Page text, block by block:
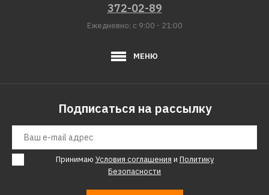
ДОБАВИТЬ К СРАВНЕНИЮ
Стабилизатор РЕСАНТА
асн-30 000/1-эм
186462р.
372-02-89
Ежедневно: с 9:00 - 21:00
МЕНЮ
Подписаться на рассылку
Принимаю Условия соглашения и Политику
Безопасности